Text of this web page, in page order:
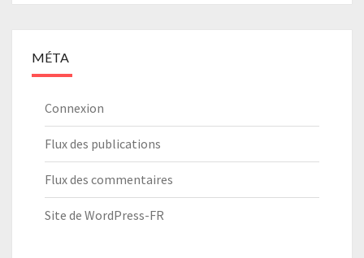
MÉTA
Connexion
Flux des publications
Flux des commentaires
Site de WordPress-FR